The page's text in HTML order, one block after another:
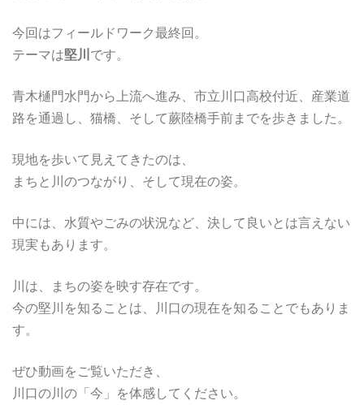
今回はフィールドワーク最終回。
テーマは堅川 です。
青木樋門水門から上流へ進み、市立川口高校付近、産業道
路を通過し、猫橋、そして蕨陸橋手前までを歩きました。
現地を歩いて見えてきたのは、
まちと川のつながり、そして現在の姿。
中には、水質やごみの状況など、決して良いとは言えない
現実もあります。
川は、まちの姿を映す存在です。
今の堅川を知ることは、川口の現在を知ることでもありま
す。
ぜひ動画をご覧いただき、
川口の川の「今」を体感してください。